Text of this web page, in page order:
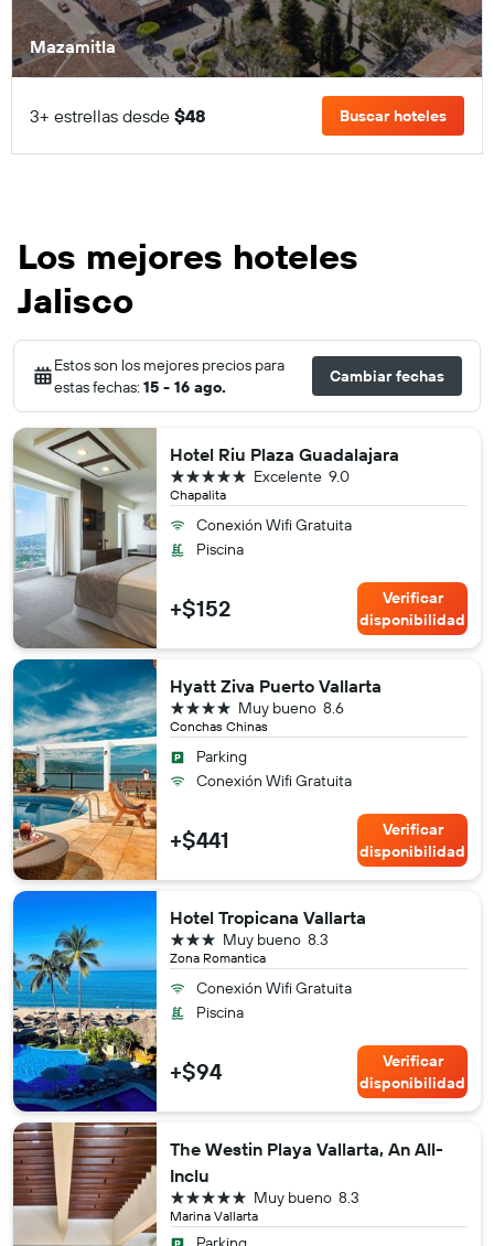
Mazamitla
3+ estrellas desde $48 Buscar hoteles
Los mejores hoteles
Jalisco
Estos son los mejores precios para
estas fechas: 15 - 16 ago.
Cambiar fechas
Hotel Riu Plaza Guadalajara
Chapalita
9.0
Excelente
5 estrellas
Conexión Wifi Gratuita
Piscina
+$152
Verificar
disponibilidad
Hyatt Ziva Puerto Vallarta
Conchas Chinas
8.6
Muy bueno
4 estrellas
Parking
Conexión Wifi Gratuita
+$441
Verificar
disponibilidad
Hotel Tropicana Vallarta
Zona Romantica
8.3
Muy bueno
3 estrellas
Conexión Wifi Gratuita
Piscina
+$94
Verificar
disponibilidad
The Westin Playa Vallarta, An All-
Inclu
Marina Vallarta
8.3
Muy bueno
5 estrellas